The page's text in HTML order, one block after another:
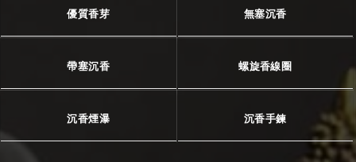
優質香芽 無塞沉香
帶塞沉香 螺旋香線圈
沉香煙瀑 沉香手鍊